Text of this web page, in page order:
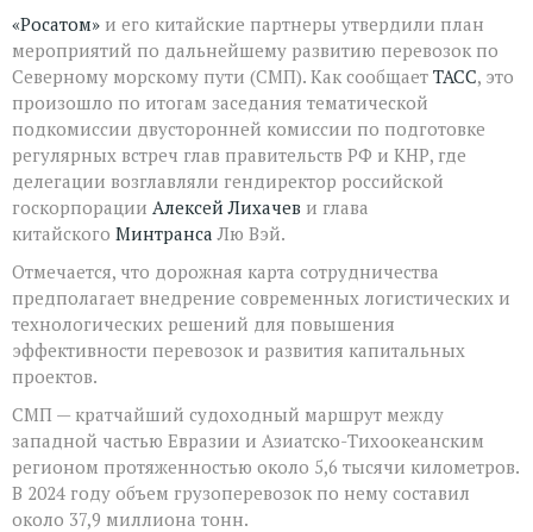
план
развития
перевозок
по
СМП
«Росатом» и его китайские партнеры утвердили план
мероприятий по дальнейшему развитию перевозок по
Северному морскому пути (СМП). Как сообщает ТАСС, это
произошло по итогам заседания тематической
подкомиссии двусторонней комиссии по подготовке
регулярных встреч глав правительств РФ и КНР, где
делегации возглавляли гендиректор российской
госкорпорации Алексей Лихачев и глава
китайского Минтранса Лю Вэй.
Отмечается, что дорожная карта сотрудничества
предполагает внедрение современных логистических и
технологических решений для повышения
эффективности перевозок и развития капитальных
проектов.
СМП — кратчайший судоходный маршрут между
западной частью Евразии и Азиатско-Тихоокеанским
регионом протяженностью около 5,6 тысячи километров.
В 2024 году объем грузоперевозок по нему составил
около 37,9 миллиона тонн.